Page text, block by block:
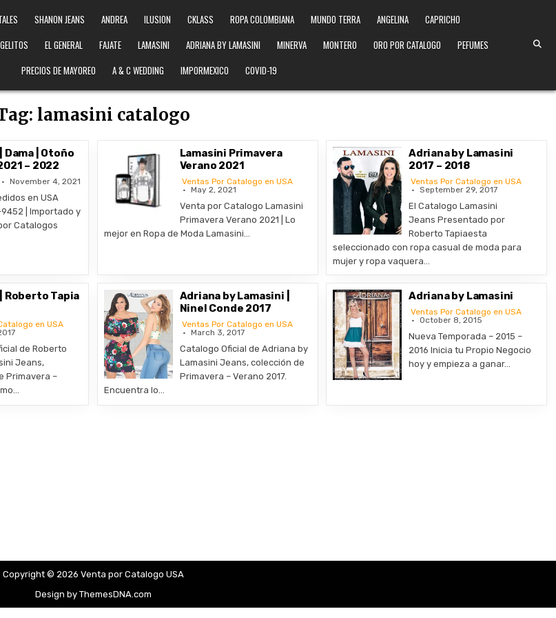
SHANON JEANS ANDREA ILUSION CKLASS ROPA COLOMBIANA MUNDO TERRA ANGELINA
CAPRICHO
EL GENERAL FAJATE LAMASINI ADRIANA BY LAMASINI MINERVA MONTERO ORO POR CATALOGO
PEFUMES
PRECIOS DE MAYOREO
A & C WEDDING IMPORMEXICO COVID-19
lamasini catalogo
Dama | Otoño
– 2022
November 4, 2021
en USA
| Importado y
Catalogos
Lamasini Primavera
Verano 2021
Ventas Por Catalogo en USA
May 2, 2021
Venta por Catalogo Lamasini
Primavera Verano 2021 | Lo
mejor en Ropa de Moda Lamasini…
Adriana by Lamasini
2017 – 2018
Ventas Por Catalogo en USA
September 29, 2017
El Catalogo Lamasini
Jeans Presentado por
Roberto Tapiaesta
seleccionado con ropa casual de moda para
mujer y ropa vaquera…
Roberto Tapia
en USA
de Roberto
Jeans,
Primavera –
Adriana by Lamasini |
Ninel Conde 2017
Ventas Por Catalogo en USA
March 3, 2017
Catalogo Oficial de Adriana by
Lamasini Jeans, colección de
Primavera – Verano 2017.
Encuentra lo…
Adriana by Lamasini
Ventas Por Catalogo en USA
October 8, 2015
Nueva Temporada – 2015 –
2016 Inicia tu Propio Negocio
hoy y empieza a ganar…
Copyright © 2026 Venta por Catalogo USA
Design by ThemesDNA.com